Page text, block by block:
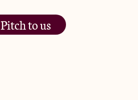
Pitch to us